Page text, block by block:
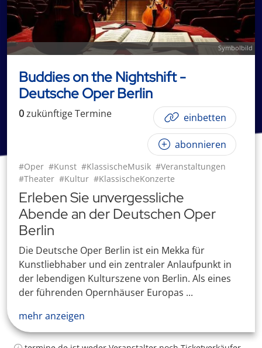
Symbolbild
Buddies on the Nightshift -
Deutsche Oper Berlin
0zukünftigeTermine einbetten
abonnieren
#Oper #Kunst #KlassischeMusik #Veranstaltungen
#Theater #Kultur #KlassischeKonzerte
Erleben Sie unvergessliche
Abende an der Deutschen Oper
Berlin
Die Deutsche Oper Berlin ist ein Mekka für
Kunstliebhaber und ein zentraler Anlaufpunkt in
der lebendigen Kulturszene von Berlin. Als eines
der führenden Opernhäuser Europas ...
mehr anzeigen